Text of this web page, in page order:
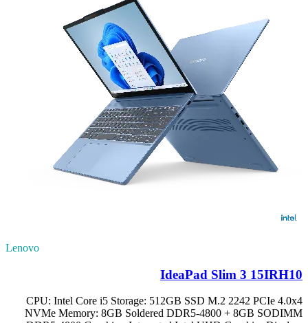
Lenovo
IdeaPad Slim 3 15IRH10
CPU: Intel Core i5 Storage: 512GB SSD M.2 2242 PCIe 4.0x4
NVMe Memory: 8GB Soldered DDR5-4800 + 8GB SODIMM